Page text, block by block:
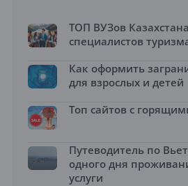
ТОП ВУЗов
специалистов
Как оформить
для взрослых и детей
Топ сайтов с
Путеводитель по
одного дня
услуги